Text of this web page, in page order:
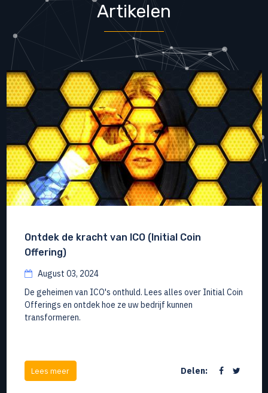
Artikelen
Ontdek de kracht van ICO (Initial Coin
Offering)
August 03, 2024
De geheimen van ICO's onthuld. Lees alles over Initial Coin
Offerings en ontdek hoe ze uw bedrijf kunnen
transformeren.
Lees meer Delen: